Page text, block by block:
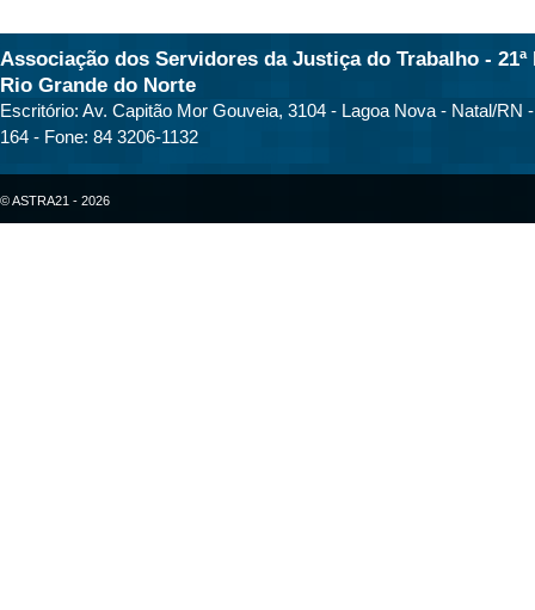
Associação dos Servidores da Justiça do Trabalho - 21ª
Rio Grande do Norte
Escritório: Av. Capitão Mor Gouveia, 3104 - Lagoa Nova - Natal/RN
164 - Fone: 84 3206-1132
© ASTRA21 - 2026